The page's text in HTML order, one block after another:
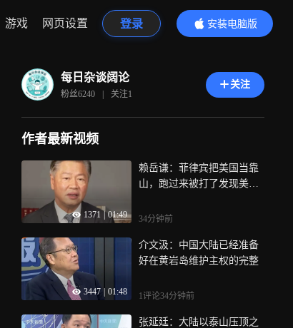
游戏 网页设置 登录
安装电脑版
内容更精彩
每日杂谈阔论
粉丝6240 | 关注1
关注
作者最新视频
1371 01:49
赖岳谦：菲律宾把美国当靠
山，跑过来被打了发现美国
34分钟前
3447 01:48
介文汲：中国大陆已经准备
好在黄岩岛维护主权的完整
1评论34分钟前
张延廷：大陆以泰山压顶之